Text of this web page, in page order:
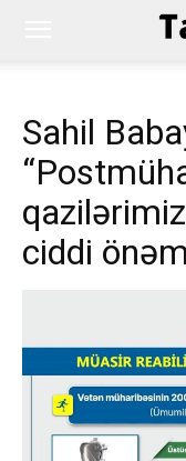
Sahil
ciddi